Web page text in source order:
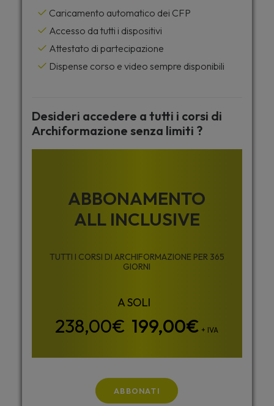
Caricamento automatico dei CFP
Accesso da tutti i dispositivi
Attestato di partecipazione
Dispense corso e video sempre disponibili
Desideri accedere a tutti i corsi di
Archiformazione senza limiti ?
ABBONAMENTO
ALL INCLUSIVE
TUTTI I CORSI DI ARCHIFORMAZIONE PER 365
GIORNI
199,00€ + IVA
ABBONATI